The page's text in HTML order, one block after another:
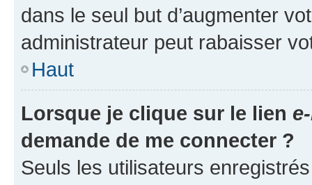
dans le seul but d’augmenter
administrateur peut rabaisser
Haut
Lorsque je clique sur le lien
demande de me connecter ?
Seuls les utilisateurs